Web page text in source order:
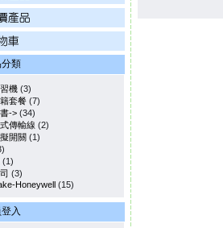
類
機(3)
套餐(7)
->(34)
傳輸線 (2)
開關(1)
(1)
(3)
Honeywell(15)
入